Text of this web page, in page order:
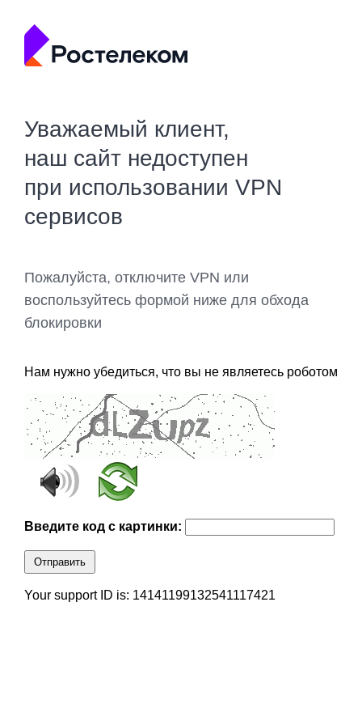
Уважаемый клиент,
наш сайт недоступен
при использовании VPN
сервисов
Пожалуйста, отключите VPN или
воспользуйтесь формой ниже для обхода
блокировки
Нам нужно убедиться, что вы не являетесь роботом
Введите код с картинки:
Отправить
Your support ID is: 14141199132541117421